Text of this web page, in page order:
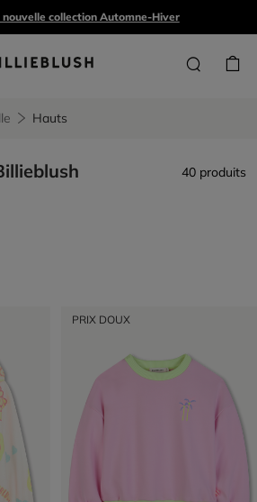
nouvelle collection Automne-Hiver
Hauts
40 produits
PRIX DOUX